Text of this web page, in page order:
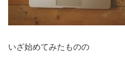
いざ始めてみたものの